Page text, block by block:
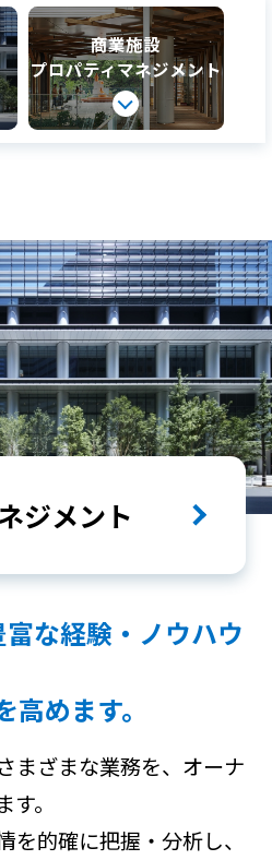
商業施設
プロパティマネジメント
ジメント
な経験・ノウハウ
めます。
まざまな業務を、オーナ
。
を的確に把握・分析し、